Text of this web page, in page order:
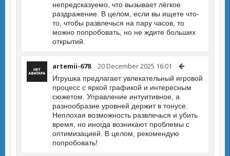
непредсказуемо, что вызывает лёгкое
раздражение. В целом, если вы ищете что-
то, чтобы развлечься на пару часов, то
можно попробовать, но не ждите больших
открытий.
artemii-678 20 December 2025 16:01
Игрушка предлагает увлекательный игровой
процесс с яркой графикой и интересным
сюжетом. Управление интуитивное, а
разнообразие уровней держит в тонусе.
Неплохая возможность развлечься и убить
время, но иногда возникают проблемы с
оптимизацией. В целом, рекомендую
попробовать!